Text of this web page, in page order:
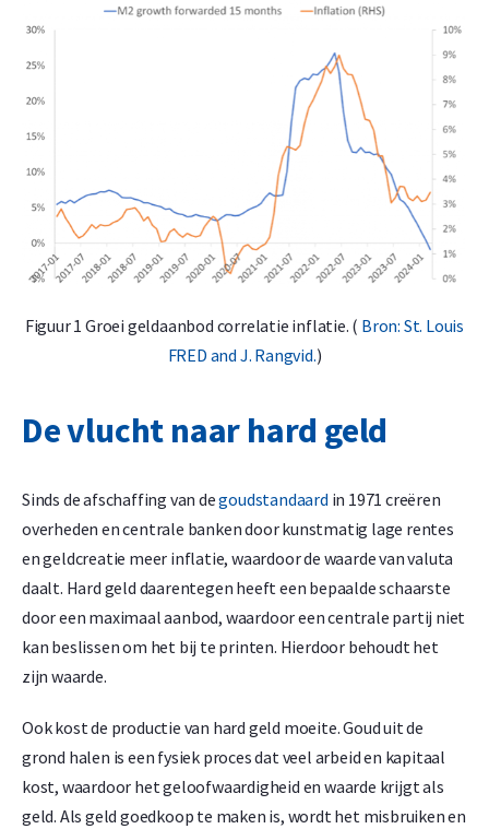
Figuur 1 Groei geldaanbod correlatie inflatie. ( Bron: St. Louis
FRED and J. Rangvid.)
De vlucht naar hard geld
Sinds de afschaffing van degoudstandaard in 1971 creëren
overheden en centrale banken door kunstmatig lage rentes
en geldcreatie meer inflatie, waardoor de waarde van valuta
daalt. Hard geld daarentegen heeft een bepaalde schaarste
door een maximaal aanbod, waardoor een centrale partij niet
kan beslissen om het bij te printen. Hierdoor behoudt het
zijn waarde.
Ook kost de productie van hard geld moeite. Goud uit de
grond halen is een fysiek proces dat veel arbeid en kapitaal
kost, waardoor het geloofwaardigheid en waarde krijgt als
geld. Als geld goedkoop te maken is, wordt het misbruiken en